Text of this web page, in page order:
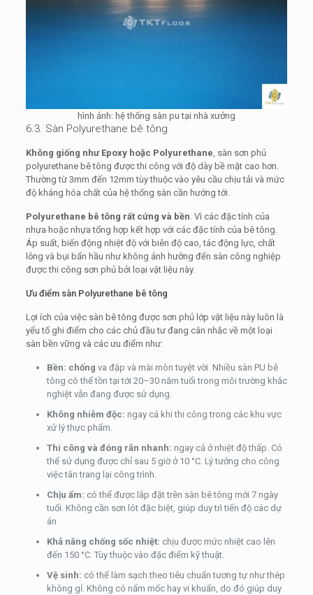
hình ảnh: hệ thống sàn pu tại nhà xưởng
6.3. Sàn Polyurethane bê tông
Không giống như Epoxy hoặc Polyurethane , sàn sơn phủ
polyurethane bê tông được thi công với độ dày bề mặt cao hơn.
Thường từ 3mm đến 12mm tùy thuộc vào yêu cầu chịu tải và mức
độ kháng hóa chất của hệ thống sàn cần hướng tới.
Polyurethane bê tông rất cứng và bền . Vì các đặc tính của
nhựa hoặc nhựa tổng hợp kết hợp với các đặc tính của bê tông.
Áp suất, biến động nhiệt độ với biên độ cao, tác động lực, chất
lỏng và bụi bẩn hầu như không ảnh hưởng đến sàn công nghiệp
được thi công sơn phủ bởi loại vật liệu này.
Ưu điểm sàn Polyurethane bê tông
Lợi ích của việc sàn bê tông được sơn phủ lớp vật liệu này luôn là
yếu tố ghi điểm cho các chủ đầu tư đang cân nhắc về một loại
sàn bền vững và các ưu điểm như:
Bền: chống va đập và mài mòn tuyệt vời. Nhiều sàn PU bê
tông có thể tồn tại tới 20–30 năm tuổi trong môi trường khắc
nghiệt vẫn đang được sử dụng.
Không nhiễm độc: ngay cả khi thi công trong các khu vực
xử lý thực phẩm.
Thi công và đóng rắn nhanh: ngay cả ở nhiệt độ thấp. Có
thể sử dụng được chỉ sau 5 giờ ở 10 °C. Lý tưởng cho công
việc tân trang lại công trình.
Chịu ẩm: có thể được lắp đặt trên sàn bê tông mới 7 ngày
tuổi. Không cần sơn lót đặc biệt, giúp duy trì tiến độ các dự
án
Khả năng chống sốc nhiệt: chịu được mức nhiệt cao lên
đến 150 °C. Tùy thuộc vào đặc điểm kỹ thuật.
Vệ sinh: có thể làm sạch theo tiêu chuẩn tương tự như thép
không gỉ. Không có nấm mốc hay vi khuẩn, do đó giúp duy